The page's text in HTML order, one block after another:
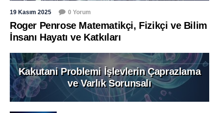
19 Kasım 2025 0 Yorum
Roger Penrose Matematikçi, Fizikçi ve Bilim
İnsanı Hayatı ve Katkıları
Kakutani Problemi İşlevlerin Çaprazlama
ve Varlık Sorunsalı